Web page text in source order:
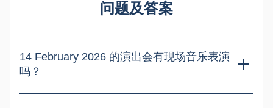
问题及答案
14 February 2026 的演出会有现场音乐表演
吗？